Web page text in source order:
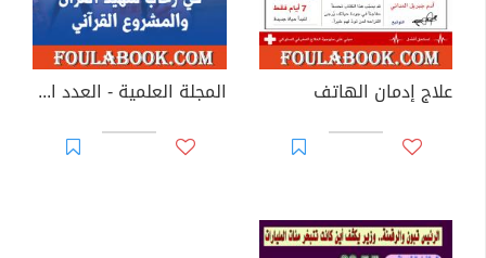
علاج إدمان الهاتف المجلة العلمية - العدد الأول: في رحاب شهيد القرآن والمشروع القرآني